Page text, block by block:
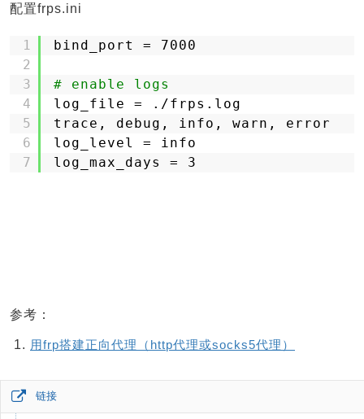
配置frps.ini
1
2
3
4
5
6
7
bind_port = 7000
# enable logs
log_file = . /frps .log
trace, debug, info, warn, error
log_level = info
log_max_days = 3
参考：
用frp搭建正向代理（http代理或socks5代理）
链接